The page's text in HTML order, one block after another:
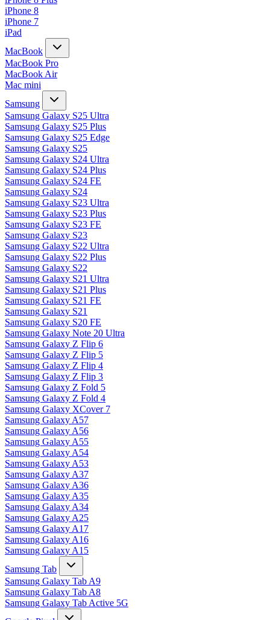
iPhone 8
iPhone 7
iPad
MacBook
MacBook Pro
MacBook Air
Mac mini
Samsung
Samsung Galaxy S25 Ultra
Samsung Galaxy S25 Plus
Samsung Galaxy S25 Edge
Samsung Galaxy S25
Samsung Galaxy S24 Ultra
Samsung Galaxy S24 Plus
Samsung Galaxy S24 FE
Samsung Galaxy S24
Samsung Galaxy S23 Ultra
Samsung Galaxy S23 Plus
Samsung Galaxy S23 FE
Samsung Galaxy S23
Samsung Galaxy S22 Ultra
Samsung Galaxy S22 Plus
Samsung Galaxy S22
Samsung Galaxy S21 Ultra
Samsung Galaxy S21 Plus
Samsung Galaxy S21 FE
Samsung Galaxy S21
Samsung Galaxy S20 FE
Samsung Galaxy Note 20 Ultra
Samsung Galaxy Z Flip 6
Samsung Galaxy Z Flip 5
Samsung Galaxy Z Flip 4
Samsung Galaxy Z Flip 3
Samsung Galaxy Z Fold 5
Samsung Galaxy Z Fold 4
Samsung Galaxy XCover 7
Samsung Galaxy A57
Samsung Galaxy A56
Samsung Galaxy A55
Samsung Galaxy A54
Samsung Galaxy A53
Samsung Galaxy A37
Samsung Galaxy A36
Samsung Galaxy A35
Samsung Galaxy A34
Samsung Galaxy A25
Samsung Galaxy A17
Samsung Galaxy A16
Samsung Galaxy A15
Samsung Tab
Samsung Galaxy Tab A9
Samsung Galaxy Tab A8
Samsung Galaxy Tab Active 5G